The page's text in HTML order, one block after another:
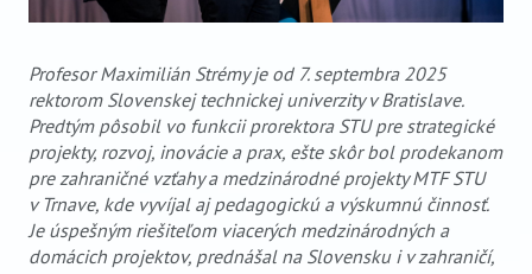
Profesor Maximilián Strémy je od 7. septembra 2025
rektorom Slovenskej technickej univerzity v Bratislave.
Predtým pôsobil vo funkcii prorektora STU pre strategické
projekty, rozvoj, inovácie a prax, ešte skôr bol prodekanom
pre zahraničné vzťahy a medzinárodné projekty MTF STU
v Trnave, kde vyvíjal aj pedagogickú a výskumnú činnosť.
Je úspešným riešiteľom viacerých medzinárodných a
domácich projektov, prednášal na Slovensku i v zahraničí,